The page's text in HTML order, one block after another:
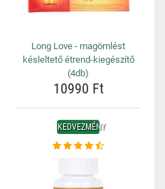
Long Love - magömlést
késleltető étrend-kiegészítő
(4db)
10990 Ft
KEDVEZMÉNY